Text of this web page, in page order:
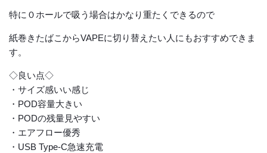
特に０ホールで吸う場合はかなり重たくできるので
紙巻きたばこからVAPEに切り替えたい人にもおすすめできま
す。
◇良い点◇
・サイズ感いい感じ
・POD容量大きい
・PODの残量見やすい
・エアフロー優秀
・USB Type-C急速充電